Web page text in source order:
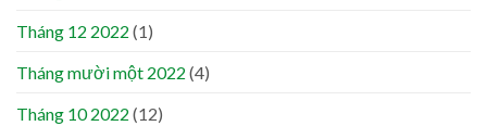
Tháng 12 2022 (1)
Tháng mười một 2022 (4)
Tháng 10 2022 (12)